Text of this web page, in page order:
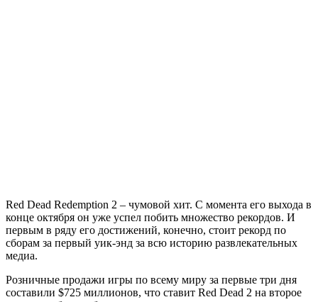
Red Dead Redemption 2 – чумовой хит. С момента его выхода в
конце октября он уже успел побить множество рекордов. И
первым в ряду его достижений, конечно, стоит рекорд по
сборам за первый уик-энд за всю историю развлекательных
медиа.
Розничные продажи игры по всему миру за первые три дня
составили $725 миллионов, что ставит Red Dead 2 на второе